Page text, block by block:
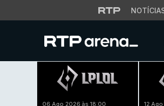
06 Ago 2026 às 18:00 12